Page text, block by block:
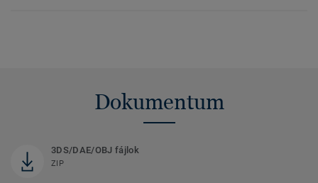
Dokumentum
3DS/DAE/OBJ fájlok
ZIP